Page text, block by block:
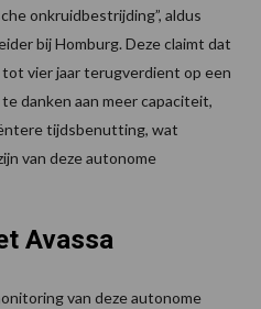
onkruidbestrijding”, aldus
bij Homburg. Deze claimt dat
vier jaar terugverdient op een
danken aan meer capaciteit,
tijdsbenutting, wat
van deze autonome
Avassa
van deze autonome